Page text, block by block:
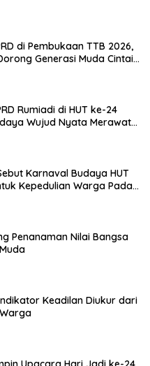
di Pembukaan TTB 2026,
Generasi Muda Cintai
Rumiadi di HUT ke-24
Wujud Nyata Merawat
Karnaval Budaya HUT
Kepedulian Warga Pada
Penanaman Nilai Bangsa
Keadilan Diukur dari